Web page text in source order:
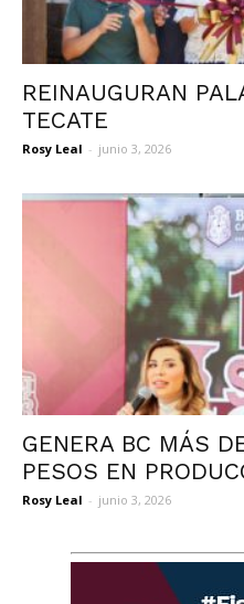
REINAUGURAN
TECATE
Rosy Leal - junio 3, 2026
GENERA BC MÁS
PESOS EN
Rosy Leal - junio 3, 2026